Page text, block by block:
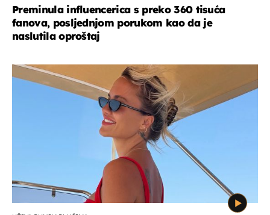
Preminula influencerica s preko 360 tisuća
fanova, posljednjom porukom kao da je
naslutila oproštaj